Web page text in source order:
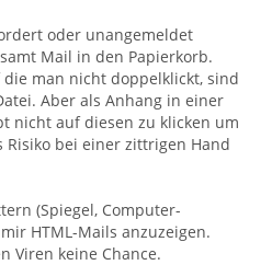
oder unangemeldet
Mail in den Papierkorb.
man nicht doppelklickt, sind
Aber als Anhang in einer
nicht auf diesen zu klicken um
Risiko bei einer zittrigen Hand
(Spiegel, Computer-
HTML-Mails anzuzeigen.
Viren keine Chance.